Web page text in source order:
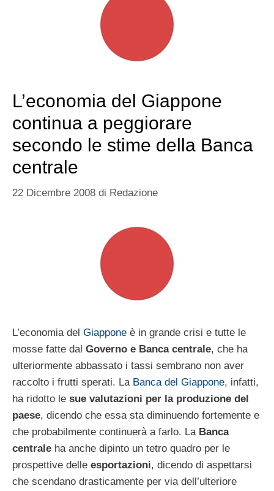
L’economia del Giappone
continua a peggiorare
secondo le stime della Banca
centrale
22 Dicembre 2008 di Redazione
L’economia del Giappone è in grande crisi e tutte le
mosse fatte dal Governo e Banca centrale, che ha
ulteriormente abbassato i tassi sembrano non aver
raccolto i frutti sperati. La Banca del Giappone, infatti,
ha ridotto le sue valutazioni per la produzione del
paese, dicendo che essa sta diminuendo fortemente e
che probabilmente continuerà a farlo. La Banca
centrale ha anche dipinto un tetro quadro per le
prospettive delle esportazioni, dicendo di aspettarsi
che scendano drasticamente per via dell’ulteriore